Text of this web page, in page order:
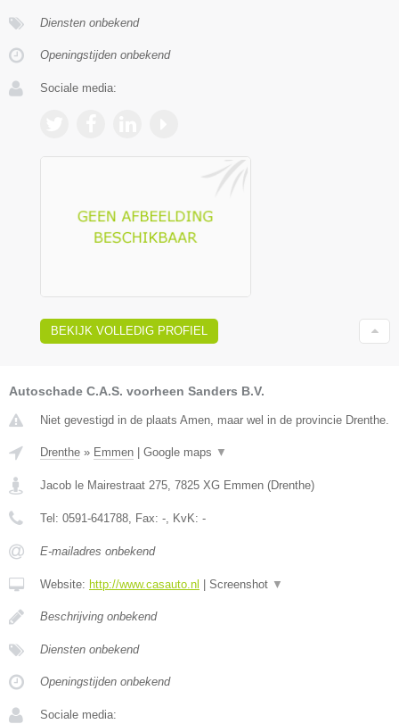
Diensten onbekend
Openingstijden onbekend
Sociale media:
BEKIJK VOLLEDIG PROFIEL
Autoschade C.A.S. voorheen Sanders B.V.
Niet gevestigd in de plaats Amen, maar wel in de provincie Drenthe.
Drenthe » Emmen Google maps ▼
Jacob le Mairestraat 275, 7825 XG Emmen (Drenthe)
Tel: 0591-641788, Fax: -, KvK: -
E-mailadres onbekend
Website: http://www.casauto.nl Screenshot ▼
Beschrijving onbekend
Diensten onbekend
Openingstijden onbekend
Sociale media: